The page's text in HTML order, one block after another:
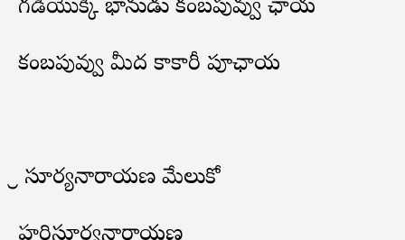
గడియొక్కి భానుడు కంబపువ్వు ఛాయ
కంబపువ్వు మీద కాకారీ పూఛాయ
శ్రీ సూర్యనారాయణ మేలుకో